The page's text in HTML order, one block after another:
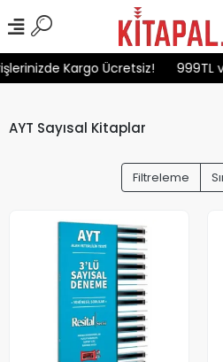
Kargo Ücretsiz! 999TL
AYT Sayısal Kitaplar
Filtreleme